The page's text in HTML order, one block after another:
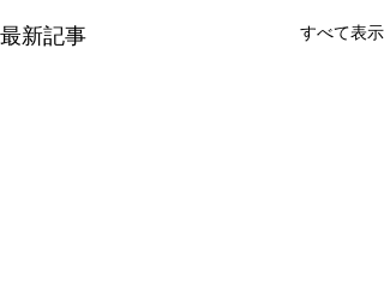
最新記事 すべて表示